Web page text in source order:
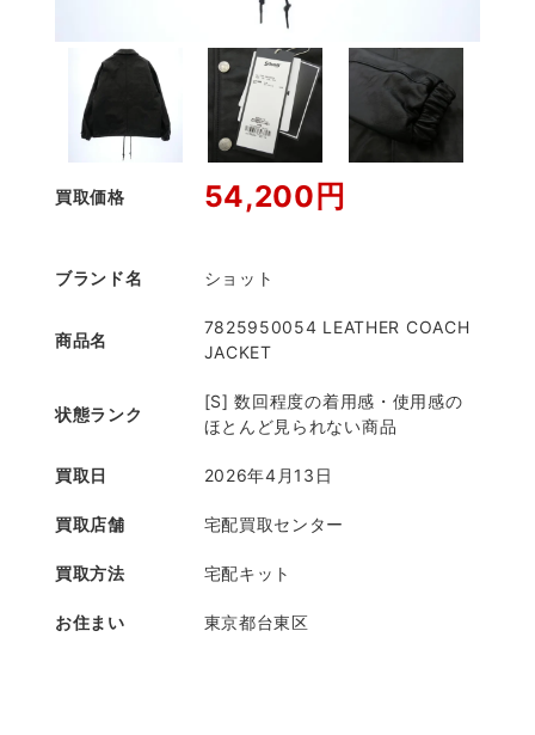
買取価格 54,200円
ブランド名 ショット
商品名
7825950054 LEATHER COACH
JACKET
状態ランク
[S] 数回程度の着用感・使用感の
ほとんど見られない商品
買取日 2026年4月13日
買取店舗 宅配買取センター
買取方法 宅配キット
お住まい 東京都台東区